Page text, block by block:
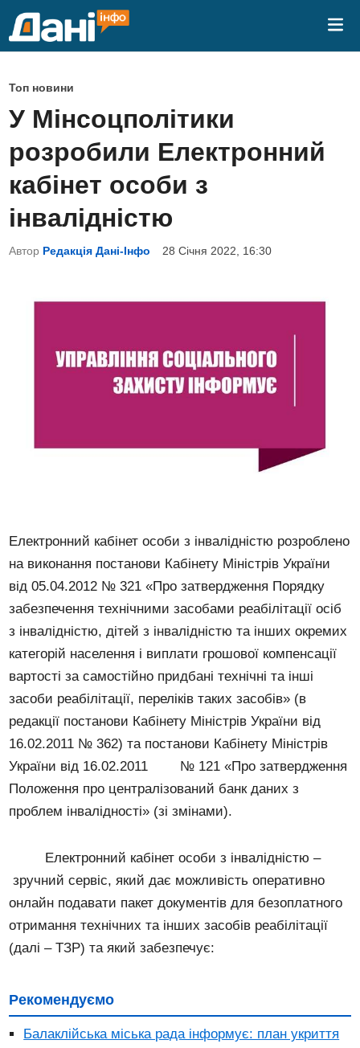
P
o
s
e
d
n
Топ новини
У Мінсоцполітики
розробили Електронний
кабінет особи з
інвалідністю
Автор Редакція Дані-Інфо 28 Січня 2022, 16:30
Електронний кабінет особи з інвалідністю розроблено
на виконання постанови Кабінету Міністрів України
від 05.04.2012 № 321 «Про затвердження Порядку
забезпечення технічними засобами реабілітації осіб
з інвалідністю, дітей з інвалідністю та інших окремих
категорій населення і виплати грошової компенсації
вартості за самостійно придбані технічні та інші
засоби реабілітації, переліків таких засобів» (в
редакції постанови Кабінету Міністрів України від
16.02.2011 № 362) та постанови Кабінету Міністрів
України від 16.02.2011 № 121 «Про затвердження
Положення про централізований банк даних з
проблем інвалідності» (зі змінами).
Електронний кабінет особи з інвалідністю –
зручний сервіс, який дає можливість оперативно
онлайн подавати пакет документів для безоплатного
отримання технічних та інших засобів реабілітації
(далі – ТЗР) та який забезпечує:
Рекомендуємо
Балаклійська міська рада інформує: план укриття